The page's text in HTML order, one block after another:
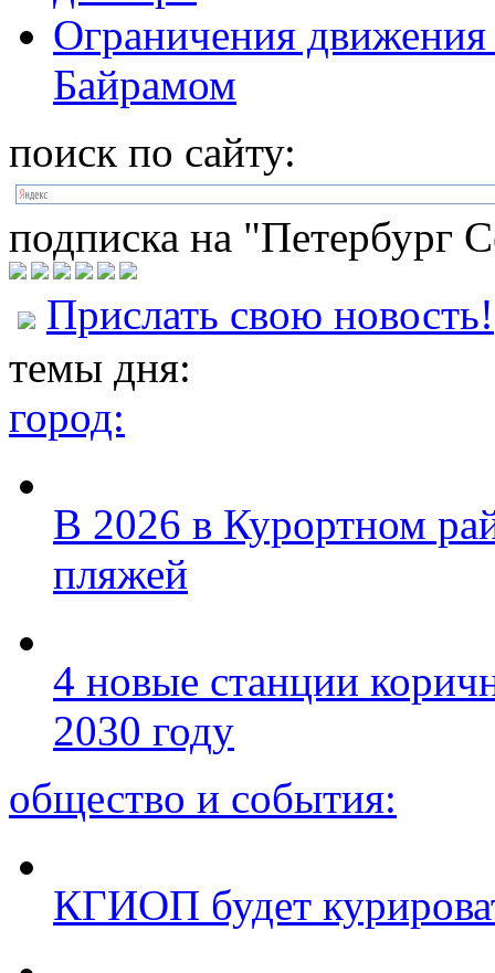
Ограничения движения
Байрамом
поиск по сайту:
подписка на "Петербург
Прислать свою новость!
темы дня:
город:
В 2026 в Курортном
пляжей
4 новые станции
2030 году
общество и события:
КГИОП будет